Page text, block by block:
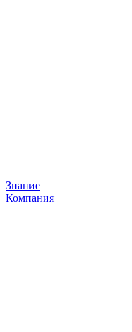
Знание
Компания